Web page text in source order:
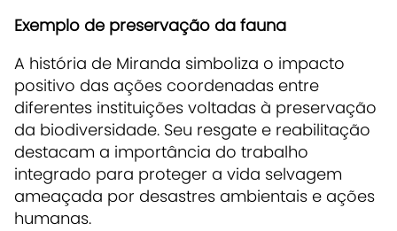
Exemplo de preservação da fauna
A história de Miranda simboliza o impacto
positivo das ações coordenadas entre
diferentes instituições voltadas à preservação
da biodiversidade. Seu resgate e reabilitação
destacam a importância do trabalho
integrado para proteger a vida selvagem
ameaçada por desastres ambientais e ações
humanas.